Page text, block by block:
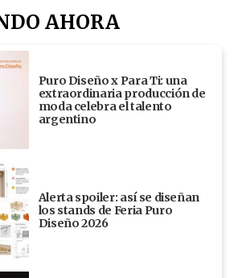
AHORA
Puro Diseño x Para Ti: una
extraordinaria producción de
moda celebra el talento
argentino
Alerta spoiler: así se diseñan
los stands de Feria Puro
Diseño 2026